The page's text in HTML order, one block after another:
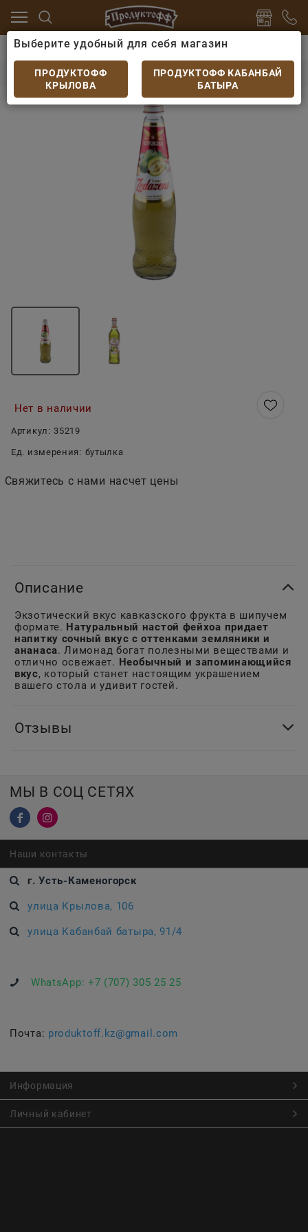
Лимонады и газированные напитки
Лимонад Зедазени Фейхоа ст.бут 0,5л
Нет в наличии
Артикул: 35219
Ед. измерения: бутылка
Свяжитесь с нами насчет цены
Описание
Экзотический вкус кавказского фрукта в шипучем
формате. Натуральный настой фейхоа придает
напитку сочный вкус с оттенками земляники и
ананаса. Лимонад богат полезными веществами и
отлично освежает. Необычный и запоминающийся
вкус, который станет настоящим украшением
вашего стола и удивит гостей.
Отзывы
МЫ В СОЦ СЕТЯХ
Наши контакты
г. Усть-Каменогорск
улица Крылова, 106
улица Кабанбай батыра, 91/4
WhatsApp: +7 (707) 305 25 25
Почта: produktoff.kz@gmail.com
Информация
Личный кабинет
Выберите удобный для себя магазин
ПРОДУКТОФФ
КРЫЛОВА
ПРОДУКТОФФ КАБАНБАЙ
БАТЫРА